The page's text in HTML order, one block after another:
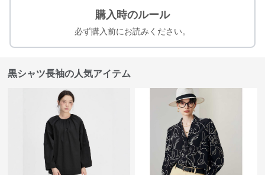
購入時のルール
必ず購入前にお読みください。
黒シャツ長袖の人気アイテム